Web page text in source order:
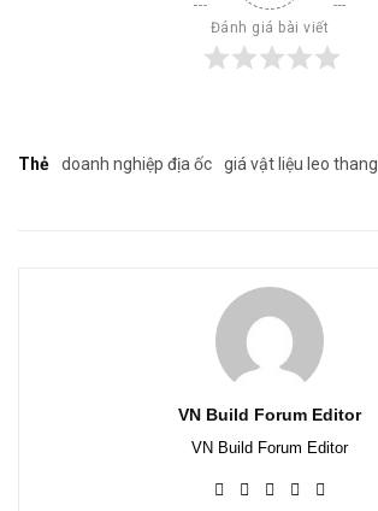
Đánh giá bài viết
Thẻ doanh nghiệp địa ốc giá vật liệu leo thang
VN Build Forum Editor
VN Build Forum Editor